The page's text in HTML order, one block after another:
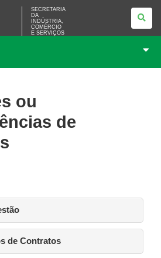
SECRETARIA
DA
INDÚSTRIA,
COMÉRCIO
E SERVIÇOS
ou
de
de Contratos